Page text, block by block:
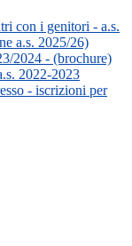
con i genitori - a.s.
a.s. 2025/26)
2024 - (brochure)
2022-2023
- iscrizioni per